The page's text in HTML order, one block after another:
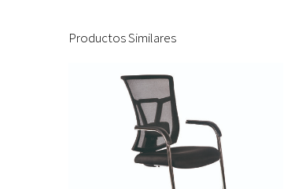
Productos Similares